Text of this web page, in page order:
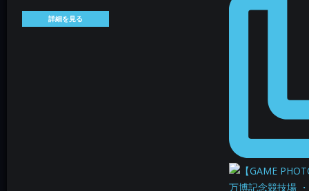
詳細を見る